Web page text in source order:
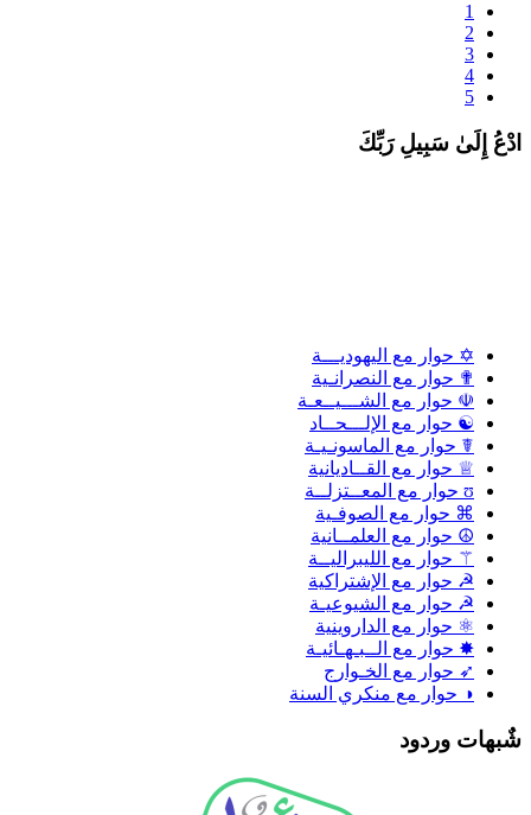
1
2
3
4
5
إِلَىٰ سَبِيلِ رَبِّكَ
✡ حوار مع اليهوديـــة
✟ حوار مع النصرانـية
☫ حوار مع الشـــيــعـة
☯ حوار مع الإلـــحــاد
☤ حوار مع الماسونـيـة
♕ حوار مع القــاديانية
ʊ حوار مع المعــتزلــة
⌘ حوار مع الصوفـية
☮ حوار مع العلمــانية
⚚ حوار مع الليبراليــة
☭ حوار مع الإشتراكية
☭ حوار مع الشيوعيـة
⚛ حوار مع الداروينية
✸ حوار مع الــبـهـائيـة
➶ حوار مع الخـوارج
◑ حوار مع منكري السنة
وردود